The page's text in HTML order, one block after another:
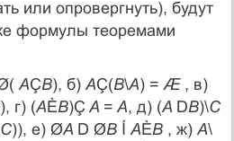
или опровергнуть), будут
формулы теоремами
АÇВ), б) АÇ(В\A) = Æ , в)
), г) (AÈB)Ç A = A, д) (A DB)\С
C)), е) ØA D ØB Í АÈB, ж) А\